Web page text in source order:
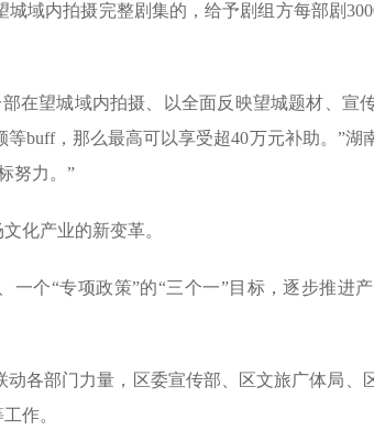
域内拍摄完整剧集的，给予剧组方每部剧
在望城域内拍摄、以全面反映望城题材、宣
buff，那么最高可以享受超40万元补助。”
努力。”
化产业的新变革。
个“专项政策”的“三个一”目标，逐步推进
各部门力量，区委宣传部、区文旅广体局、
作。